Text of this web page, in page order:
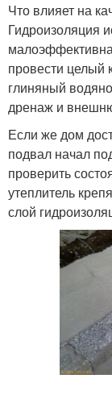
Что влияет на
Гидроизоляция
провести целый
глиняный
дренаж и
Если же дом
подвал начал
проверить
утеплитель
слой